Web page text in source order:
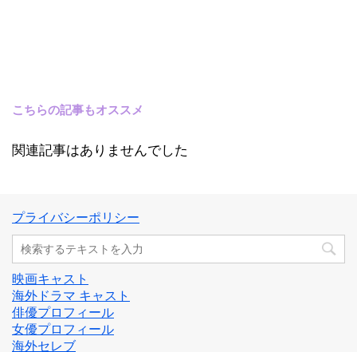
こちらの記事もオススメ
関連記事はありませんでした
プライバシーポリシー
映画キャスト
海外ドラマ キャスト
俳優プロフィール
女優プロフィール
海外セレブ